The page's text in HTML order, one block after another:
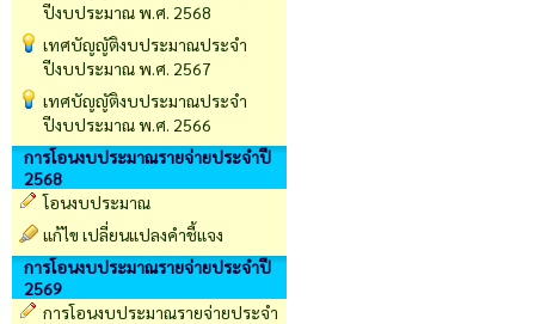
ปีงบประมาณ พ.ศ. 2568
เทศบัญญัติงบประมาณประจำ
ปีงบประมาณ พ.ศ. 2567
เทศบัญญัติงบประมาณประจำ
ปีงบประมาณ พ.ศ. 2566
การโอนงบประมาณรายจ่ายประจำปี
2568
โอนงบประมาณ
แก้ไข เปลี่ยนแปลงคำชี้แจง
การโอนงบประมาณรายจ่ายประจำปี
2569
การโอนงบประมาณรายจ่ายประจำ